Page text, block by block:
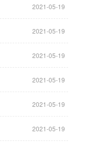
2021-05-19
2021-05-19
2021-05-19
2021-05-19
2021-05-19
2021-05-19